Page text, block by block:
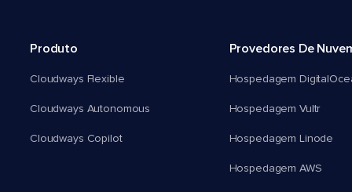
Produto
Cloudways Flexible
Cloudways Autonomous
Cloudways Copilot
Provedores De
Hospedagem
Hospedagem Vultr
Hospedagem Linode
Hospedagem AWS